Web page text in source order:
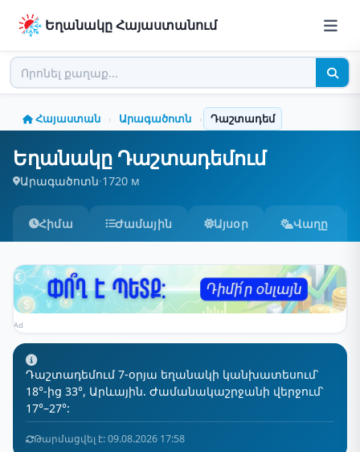
Եղանակը Հայաստանում
Հայաստան › Արագածոտն › Դաշտադեմ
Եղանակը Դաշտադեմում
Արագածոտն·1720 м
Հիմա Ժամային Այսօր Վաղը
Ad
Դաշտադեմում 7-օրյա եղանակի կանխատեսում՝
18°-ից 33°, Արևային. Ժամանակաշրջանի վերջում՝
17°–27°:
Թարմացվել է: 09.08.2026 17:58